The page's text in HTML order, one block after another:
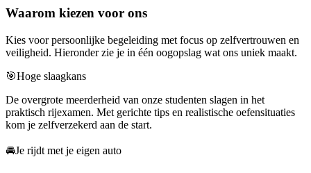
Waarom kiezen voor ons
Kies voor persoonlijke begeleiding met focus op zelfvertrouwen en
veiligheid. Hieronder zie je in één oogopslag wat ons uniek maakt.
🎯Hoge slaagkans
De overgrote meerderheid van onze studenten slagen in het
praktisch rijexamen. Met gerichte tips en realistische oefensituaties
kom je zelfverzekerd aan de start.
🚘Je rijdt met je eigen auto